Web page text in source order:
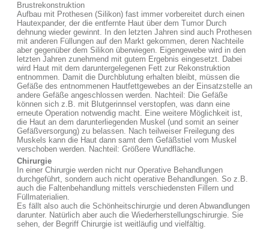
Brustrekonstruktion
Aufbau mit Prothesen (Silikon) fast immer vorbereitet durch einen
Hautexpander, der die entfernte Haut über dem Tumor Durch
dehnung wieder gewinnt. In den letzten Jahren sind auch Prothesen
mit anderen Füllungen auf den Markt gekommen, deren Nachteile
aber gegenüber dem Silikon überwiegen. Eigengewebe wird in den
letzten Jahren zunehmend mit gutem Ergebnis eingesetzt. Dabei
wird Haut mit dem daruntergelegenen Fett zur Rekonstruktion
entnommen. Damit die Durchblutung erhalten bleibt, müssen die
Gefäße des entnommenen Hautfettgewebes an der Einsatzstelle an
andere Gefäße angeschlossen werden. Nachteil: Die Gefäße
können sich z.B. mit Blutgerinnsel verstopfen, was dann eine
erneute Operation notwendig macht. Eine weitere Möglichkeit ist,
die Haut an dem darunterliegenden Muskel (und somit an seiner
Gefäßversorgung) zu belassen. Nach teilweiser Freilegung des
Muskels kann die Haut dann samt dem Gefäßstiel vom Muskel
verschoben werden. Nachteil: Größere Wundfläche.
Chirurgie
In einer Chirurgie werden nicht nur Operative Behandlungen
durchgeführt, sondern auch nicht operative Behandlungen. So z.B.
auch die Faltenbehandlung mittels verschiedensten Fillern und
Füllmaterialien.
Es fällt also auch die Schönheitschirurgie und deren Abwandlungen
darunter. Natürlich aber auch die Wiederherstellungschirurgie. Sie
sehen, der Begriff Chirurgie ist weitläufig und vielfältig.